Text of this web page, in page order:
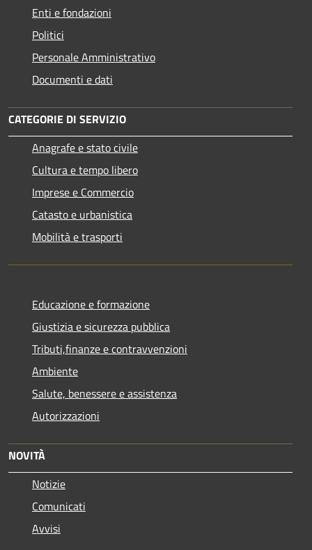
Enti e fondazioni
Politici
Personale Amministrativo
Documenti e dati
CATEGORIE DI SERVIZIO
Anagrafe e stato civile
Cultura e tempo libero
Imprese e Commercio
Catasto e urbanistica
Mobilità e trasporti
Educazione e formazione
Giustizia e sicurezza pubblica
Tributi,finanze e contravvenzioni
Ambiente
Salute, benessere e assistenza
Autorizzazioni
NOVITÀ
Notizie
Comunicati
Avvisi